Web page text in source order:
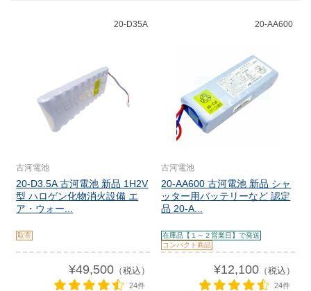
20-D35A
古河電池
20-D3.5A 古河電池 新品 1H2V
型 ハロゲン化物消火設備 エ
ア・ウォー...
取寄
¥49,500（税込）
24件
20-AA600
古河電池
20-AA600 古河電池 新品 シャ
ッター用バッテリーなど 認定
品 20-A...
在庫品【１～２営業日】で発送
コンパクト商品
¥12,100（税込）
24件